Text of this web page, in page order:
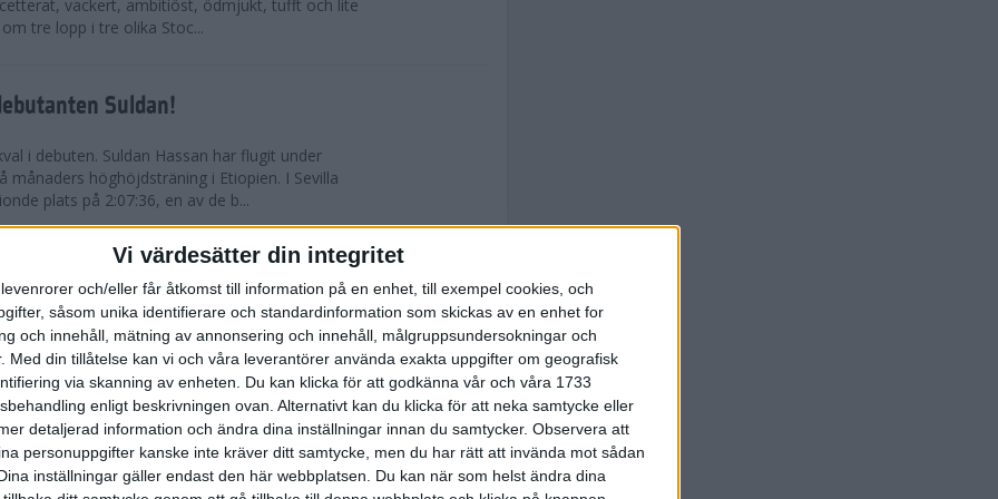
Vi värdesätter din integritet
och/eller får åtkomst till information på en enhet, till exempel cookies, och
såsom unika identifierare och standardinformation som skickas av en enhet for
och innehåll, mätning av annonsering och innehåll, målgruppsundersokningar och
Med din tillåtelse kan vi och våra leverantörer använda exakta uppgifter om geografisk
via skanning av enheten. Du kan klicka för att godkänna vår och våra 1733
enligt beskrivningen ovan. Alternativt kan du klicka för att neka samtycke eller
detaljerad information och ändra dina inställningar innan du samtycker. Observera att
personuppgifter kanske inte kräver ditt samtycke, men du har rätt att invända mot sådan
inställningar gäller endast den här webbplatsen. Du kan när som helst ändra dina
vackert, ambitiöst, ödmjukt, tufft och lite
tre lopp i tre olika Stoc...
Suldan!
i debuten. Suldan Hassan har flugit under
månaders höghöjdsträning i Etiopien. I Sevilla
plats på 2:07:36, en av de b...
Marathon utvecklades till den mest
maratons historia. Suldan Hassan
rekord, 2:07:36. Även Carolina Wikström klarade
utmanande intervaller på skidor